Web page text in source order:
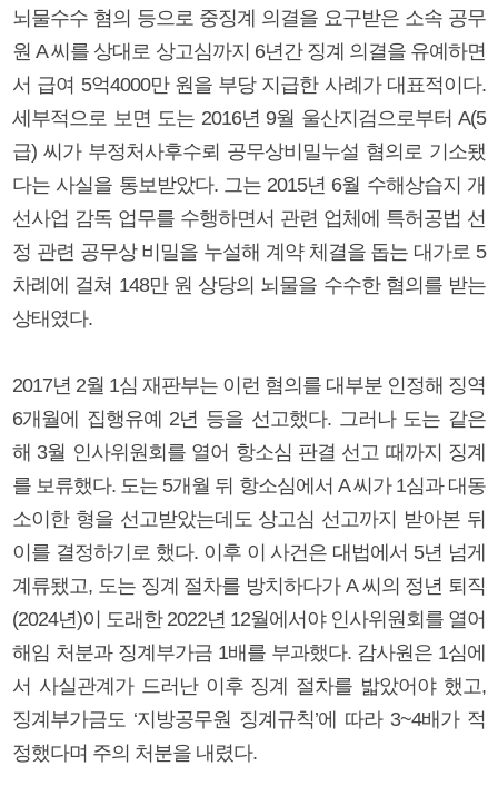
뇌물수수 혐의 등으로 중징계 의결을 요구받은 소속 공무
원 A 씨를 상대로 상고심까지 6년간 징계 의결을 유예하면
서 급여 5억4000만 원을 부당 지급한 사례가 대표적이다.
세부적으로 보면 도는 2016년 9월 울산지검으로부터 A(5
급) 씨가 부정처사후수뢰 공무상비밀누설 혐의로 기소됐
다는 사실을 통보받았다. 그는 2015년 6월 수해상습지 개
선사업 감독 업무를 수행하면서 관련 업체에 특허공법 선
정 관련 공무상 비밀을 누설해 계약 체결을 돕는 대가로 5
차례에 걸쳐 148만 원 상당의 뇌물을 수수한 혐의를 받는
상태였다.
2017년 2월 1심 재판부는 이런 혐의를 대부분 인정해 징역
6개월에 집행유예 2년 등을 선고했다. 그러나 도는 같은
해 3월 인사위원회를 열어 항소심 판결 선고 때까지 징계
를 보류했다. 도는 5개월 뒤 항소심에서 A 씨가 1심과 대동
소이한 형을 선고받았는데도 상고심 선고까지 받아본 뒤
이를 결정하기로 했다. 이후 이 사건은 대법에서 5년 넘게
계류됐고, 도는 징계 절차를 방치하다가 A 씨의 정년 퇴직
(2024년)이 도래한 2022년 12월에서야 인사위원회를 열어
해임 처분과 징계부가금 1배를 부과했다. 감사원은 1심에
서 사실관계가 드러난 이후 징계 절차를 밟았어야 했고,
징계부가금도 ‘지방공무원 징계규칙’에 따라 3~4배가 적
정했다며 주의 처분을 내렸다.